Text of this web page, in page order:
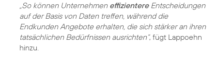
„So können Unternehmen effizientere Entscheidungen
auf der Basis von Daten treffen, während die
Endkunden Angebote erhalten, die sich stärker an ihren
tatsächlichen Bedürfnissen ausrichten“, fügt Lappoehn
hinzu.